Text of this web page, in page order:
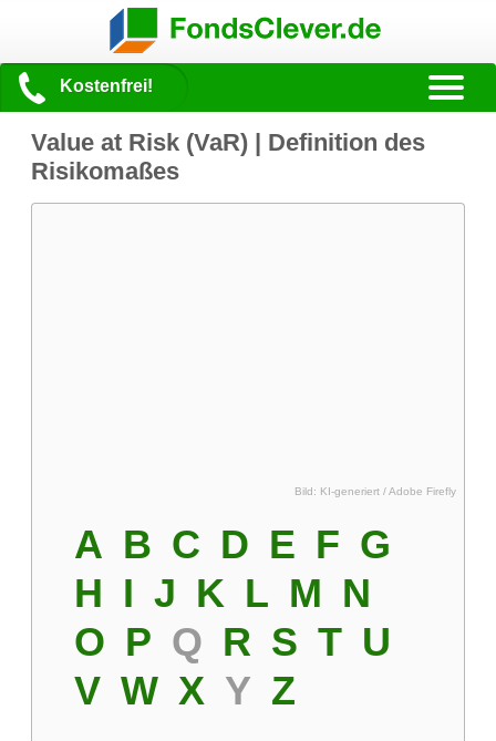
Kostenfrei!
Value at Risk (VaR) | Definition des
Risikomaßes
Bild: KI-generiert / Adobe Firefly
A B C D E F G
H I J K L M N
O P Q R S T U
V W X Y Z